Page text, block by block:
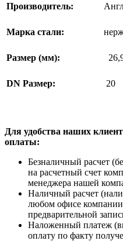
Производитель:
Марка стали:
Размер (мм):
DN Размер: 20
Для удобства наших
оплаты:
Безналичный расчет
на расчетный счет
менеджера нашей
Наличный расчет
любом офисе
предварительной
Наложенный платеж
оплату по факту